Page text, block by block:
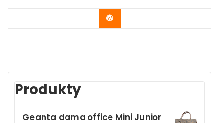
Buy Now
Produkty
Geanta dama office Mini Junior